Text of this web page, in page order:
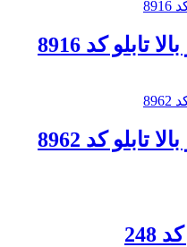
تابلو کد 8916
تابلو کد 8962